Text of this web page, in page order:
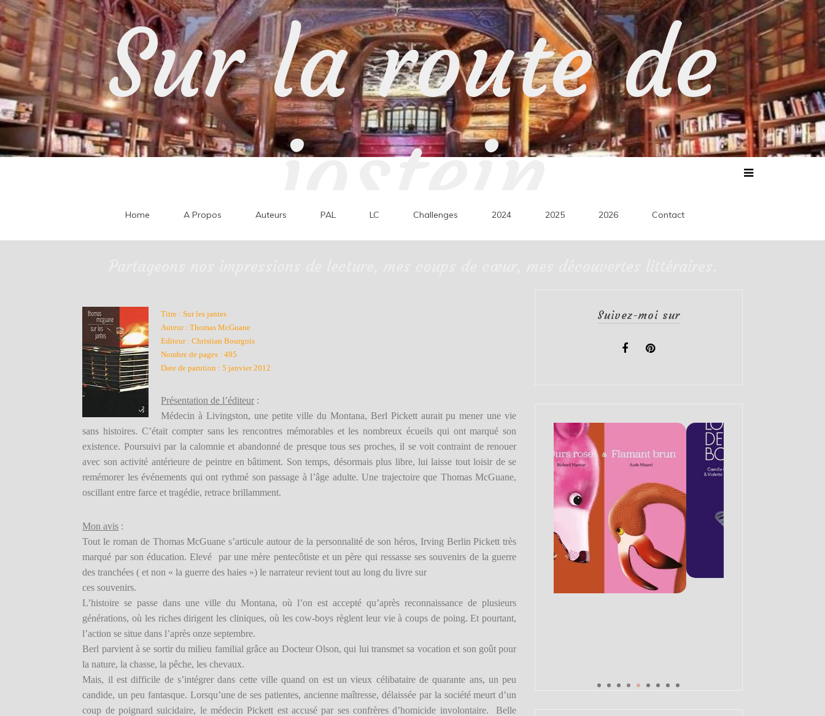
Skip
to
content
Sur la route de
jostein
Home A Propos Auteurs PAL LC Challenges 2024 2025 2026 Contact
Titre : Sur les jantes
Auteur : Thomas McGuane
Editeur : Christian Bourgois
Nombre de pages : 495
Date de parution : 5 janvier 2012
Présentation de l’éditeur :
Médecin à Livingston, une petite ville du Montana, Berl Pickett aurait pu mener une vie
sans histoires. C’était compter sans les rencontres mémorables et les nombreux écueils qui ont marqué son
existence. Poursuivi par la calomnie et abandonné de presque tous ses proches, il se voit contraint de renouer
avec son activité antérieure de peintre en bâtiment. Son temps, désormais plus libre, lui laisse tout loisir de se
remémorer les événements qui ont rythmé son passage à l’âge adulte. Une trajectoire que Thomas McGuane,
oscillant entre farce et tragédie, retrace brillamment.
Mon avis :
Tout le roman de Thomas McGuane s’articule autour de la personnalité de son héros, Irving Berlin Pickett très
marqué par son éducation. Elevé par une mère pentecôtiste et un père qui ressasse ses souvenirs de la guerre
des tranchées ( et non « la guerre des haies ») le narrateur revient tout au long du livre sur
ces souvenirs.
L’histoire se passe dans une ville du Montana, où l’on est accepté qu’après reconnaissance de plusieurs
générations, où les riches dirigent les cliniques, où les cow-boys règlent leur vie à coups de poing. Et pourtant,
l’action se situe dans l’après onze septembre.
Berl parvient à se sortir du milieu familial grâce au Docteur Olson, qui lui transmet sa vocation et son goût pour
la nature, la chasse, la pêche, les chevaux.
Mais, il est difficile de s’intégrer dans cette ville quand on est un vieux célibataire de quarante ans, un peu
candide, un peu fantasque. Lorsqu’une de ses patientes, ancienne maîtresse, délaissée par la société meurt d’un
coup de poignard suicidaire, le médecin Pickett est accusé par ses confrères d’homicide involontaire. Belle
Suivez-moi sur